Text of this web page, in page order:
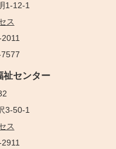
1-12-1
ス
2011
祉センター
3-50-1
ス
2911